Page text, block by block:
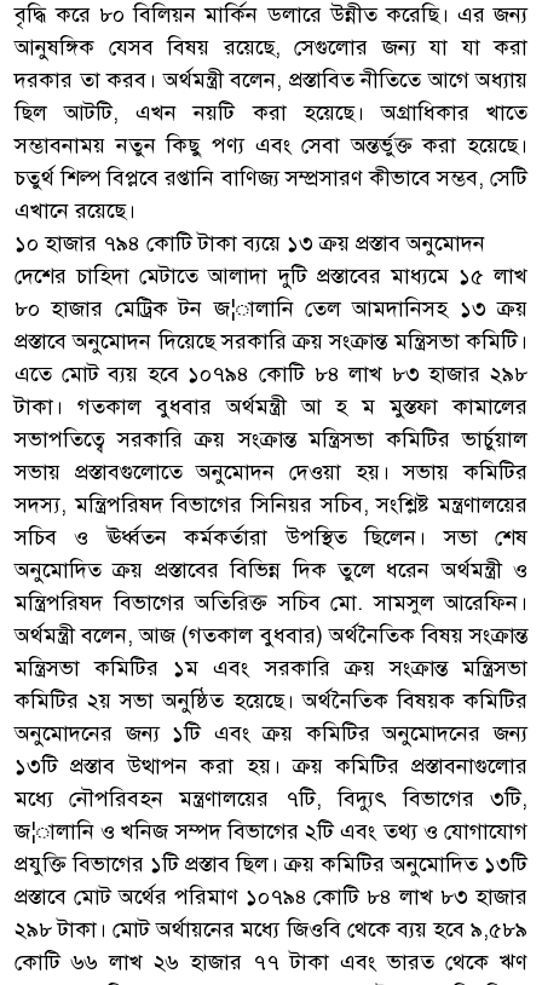
বৃদ্ধি করে ৮০ বিলিয়ন মার্কিন ডলারে উন্নীত করেছি। এর জন্য
আনুষঙ্গিক যেসব বিষয় রয়েছে, সেগুলোর জন্য যা যা করা
দরকার তা করব। অর্থমন্ত্রী বলেন, প্রস্তাবিত নীতিতে আগে অধ্যায়
ছিল আটটি, এখন নয়টি করা হয়েছে। অগ্রাধিকার খাতে
সম্ভাবনাময় নতুন কিছু পণ্য এবং সেবা অন্তর্ভুক্ত করা হয়েছে।
চতুর্থ শিল্প বিপ্লবে রপ্তানি বাণিজ্য সম্প্রসারণ কীভাবে সম্ভব, সেটি
এখানে রয়েছে।
১০ হাজার ৭৯৪ কোটি টাকা ব্যয়ে ১৩ ক্রয় প্রস্তাব অনুমোদন
দেশের চাহিদা মেটাতে আলাদা দুটি প্রস্তাবের মাধ্যমে ১৫ লাখ
৮০ হাজার মেট্রিক টন জ¦ালানি তেল আমদানিসহ ১৩ ক্রয়
প্রস্তাবে অনুমোদন দিয়েছে সরকারি ক্রয় সংক্রান্ত মন্ত্রিসভা কমিটি।
এতে মোট ব্যয় হবে ১০৭৯৪ কোটি ৮৪ লাখ ৮৩ হাজার ২৯৮
টাকা। গতকাল বুধবার অর্থমন্ত্রী আ হ ম মুস্তফা কামালের
সভাপতিত্বে সরকারি ক্রয় সংক্রান্ত মন্ত্রিসভা কমিটির ভার্চুয়াল
সভায় প্রস্তাবগুলোতে অনুমোদন দেওয়া হয়। সভায় কমিটির
সদস্য, মন্ত্রিপরিষদ বিভাগের সিনিয়র সচিব, সংশ্লিষ্ট মন্ত্রণালয়ের
সচিব ও ঊর্ধ্বতন কর্মকর্তারা উপস্থিত ছিলেন। সভা শেষ
অনুমোদিত ক্রয় প্রস্তাবের বিভিন্ন দিক তুলে ধরেন অর্থমন্ত্রী ও
মন্ত্রিপরিষদ বিভাগের অতিরিক্ত সচিব মো. সামসুল আরেফিন।
অর্থমন্ত্রী বলেন, আজ (গতকাল বুধবার) অর্থনৈতিক বিষয় সংক্রান্ত
মন্ত্রিসভা কমিটির ১ম এবং সরকারি ক্রয় সংক্রান্ত মন্ত্রিসভা
কমিটির ২য় সভা অনুষ্ঠিত হয়েছে। অর্থনৈতিক বিষয়ক কমিটির
অনুমোদনের জন্য ১টি এবং ক্রয় কমিটির অনুমোদনের জন্য
১৩টি প্রস্তাব উত্থাপন করা হয়। ক্রয় কমিটির প্রস্তাবনাগুলোর
মধ্যে নৌপরিবহন মন্ত্রণালয়ের ৭টি, বিদ্যুৎ বিভাগের ৩টি,
জ¦ালানি ও খনিজ সম্পদ বিভাগের ২টি এবং তথ্য ও যোগাযোগ
প্রযুক্তি বিভাগের ১টি প্রস্তাব ছিল। ক্রয় কমিটির অনুমোদিত ১৩টি
প্রস্তাবে মোট অর্থের পরিমাণ ১০৭৯৪ কোটি ৮৪ লাখ ৮৩ হাজার
২৯৮ টাকা। মোট অর্থায়নের মধ্যে জিওবি থেকে ব্যয় হবে ৯,৫৮৯
কোটি ৬৬ লাখ ২৬ হাজার ৭৭ টাকা এবং ভারত থেকে ঋণ